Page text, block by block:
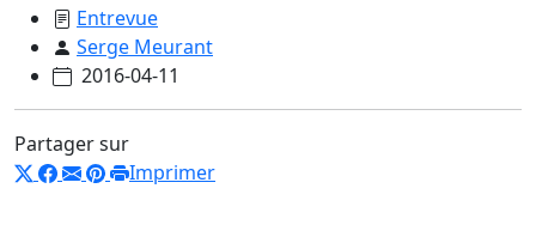
Entrevue
Serge Meurant
2016-04-11
Partager sur
Imprimer